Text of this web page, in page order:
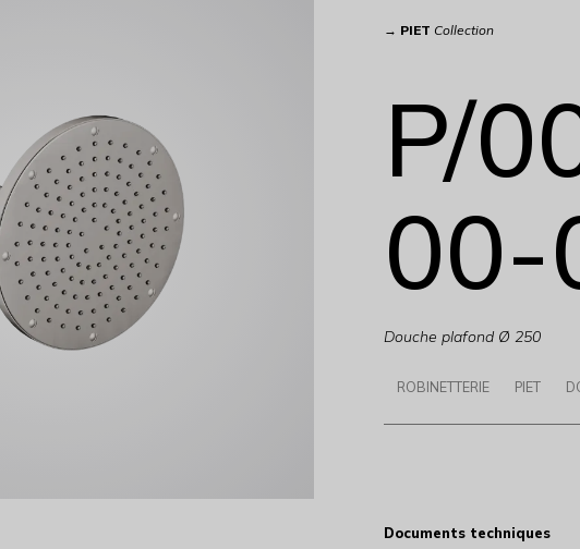
→ PIET Collection
P/
00-
Douche plafond Ø 250
ROBINETTERIE PIET
Documents techniques